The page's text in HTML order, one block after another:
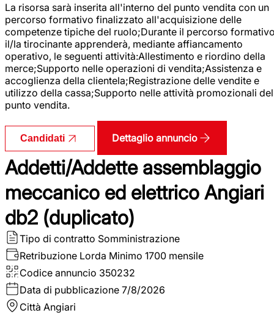
La risorsa sarà inserita all'interno del punto vendita con un
percorso formativo finalizzato all'acquisizione delle
competenze tipiche del ruolo;Durante il percorso
il/la tirocinante apprenderà, mediante affiancamento
operativo, le seguenti attività:Allestimento e riordino della
merce;Supporto nelle operazioni di vendita;Assistenza e
accoglienza della clientela;Registrazione delle vendite e
utilizzo della cassa;Supporto nelle attività promozionali del
punto vendita.
Candidati Dettaglio annuncio
Addetti/Addette assemblaggio
meccanico ed elettrico Angiari
db2 (duplicato)
Tipo di contratto Somministrazione
Retribuzione Lorda Minimo 1700 mensile
Codice annuncio 350232
Data di pubblicazione 7/8/2026
Città Angiari